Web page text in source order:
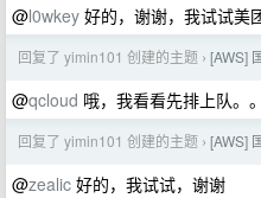
@l0wkey 好的，谢谢，我试试美
回复了 yimin101 创建的主题 › [AWS]
@qcloud 哦，我看看先排上队。
回复了 yimin101 创建的主题 › [AWS]
@zealic 好的，我试试，谢谢